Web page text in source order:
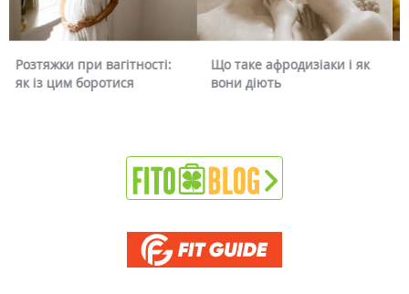
Що таке афродизіаки і як
вони діють
Чому червоніє обличчя і
чи можна це прибрати